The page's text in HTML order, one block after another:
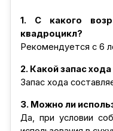
1. С какого
квадроцикл?
Рекомендуется с 6
2. Какой запас
Запас хода
3. Можно ли
Да, при условии